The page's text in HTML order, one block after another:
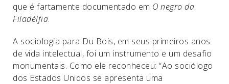
que é fartamente documentado em O negro da
Filadélfia.
A sociologia para Du Bois, em seus primeiros anos
de vida intelectual, foi um instrumento e um desafio
monumentais. Como ele reconheceu: “Ao sociólogo
dos Estados Unidos se apresenta uma